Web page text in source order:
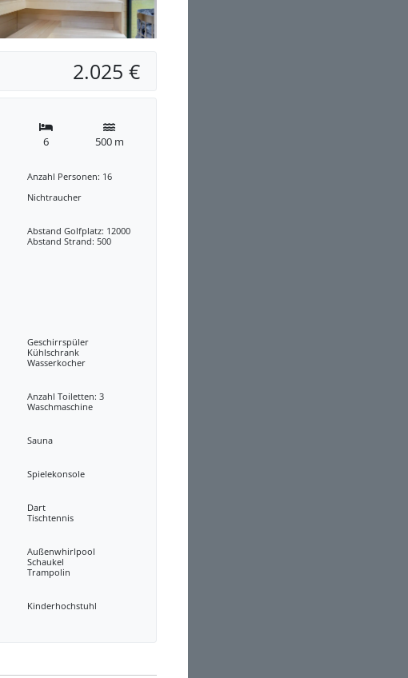
2.025 €
6
500 m
Anzahl Personen: 16
Nichtraucher
Abstand Golfplatz: 12000
Abstand Strand: 500
Geschirrspüler
Kühlschrank
Wasserkocher
Anzahl Toiletten: 3
Waschmaschine
Sauna
Spielekonsole
Dart
Tischtennis
Außenwhirlpool
Schaukel
Trampolin
Kinderhochstuhl